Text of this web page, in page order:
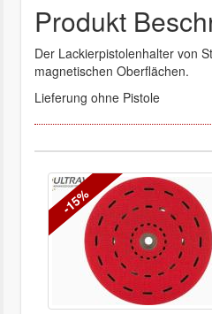
Produkt
Der Lackierpistolenhalter von
magnetischen Oberflächen.
Lieferung ohne Pistole
-15%